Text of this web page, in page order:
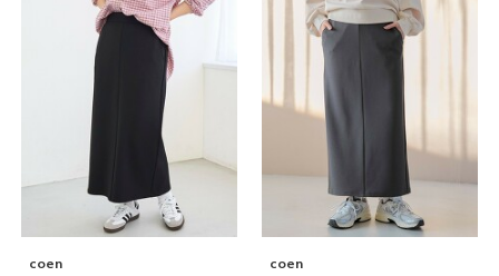
coen
coen